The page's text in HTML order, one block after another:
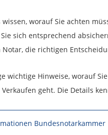
worauf Sie achten
sich entsprechend
Notar, die richtigen
wichtige Hinweise, worauf
geht. Die Details
Bundesnotarkammer